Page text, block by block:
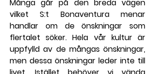
Många går på den breda vägen
vilket S:t Bonaventura menar
handlar om de önskningar som
flertalet söker. Hela vår kultur är
uppfylld av de mångas önskningar,
men dessa önskningar leder inte till